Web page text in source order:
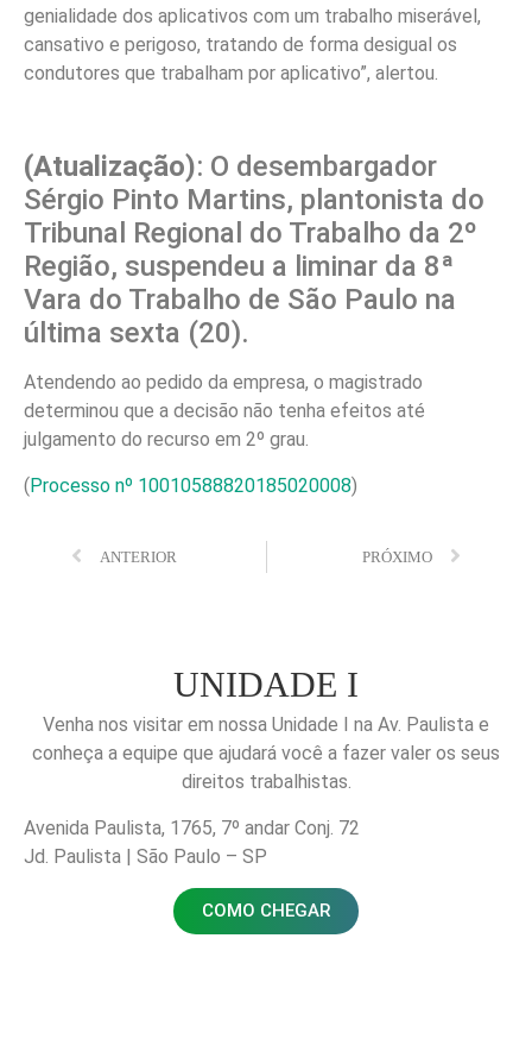
genialidade dos aplicativos com um trabalho miserável,
cansativo e perigoso, tratando de forma desigual os
condutores que trabalham por aplicativo”, alertou.
(Atualização): O desembargador
Sérgio Pinto Martins, plantonista do
Tribunal Regional do Trabalho da 2º
Região, suspendeu a liminar da 8ª
Vara do Trabalho de São Paulo na
última sexta (20).
Atendendo ao pedido da empresa, o magistrado
determinou que a decisão não tenha efeitos até
julgamento do recurso em 2º grau.
(Processo nº 10010588820185020008)
ANTERIOR PRÓXIMO
UNIDADE I
Venha nos visitar em nossa Unidade I na Av. Paulista e
conheça a equipe que ajudará você a fazer valer os seus
direitos trabalhistas.
Avenida Paulista, 1765, 7º andar Conj. 72
Jd. Paulista | São Paulo – SP
COMO CHEGAR